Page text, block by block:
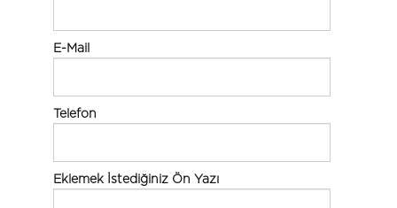
E-Mail
Telefon
Eklemek İstediğiniz Ön Yazı